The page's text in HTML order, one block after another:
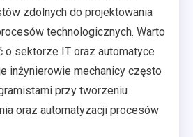
zdolnych do projektowania
technologicznych. Warto
o sektorze IT oraz automatyce
inżynierowie mechanicy często
przy tworzeniu
oraz automatyzacji procesów